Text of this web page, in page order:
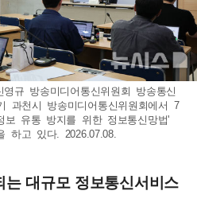
규 방송미디어통신위원회 방송통신
과천시 방송미디어통신위원회에서 7
보 유통 방지를 위한 정보통신망법'
하고 있다. 2026.07.08.
대규모 정보통신서비스